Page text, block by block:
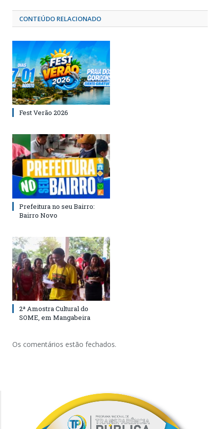
CONTEÚDO RELACIONADO
Fest Verão 2026
Prefeitura no seu Bairro:
Bairro Novo
2ª Amostra Cultural do
SOME, em Mangabeira
Os comentários estão fechados.